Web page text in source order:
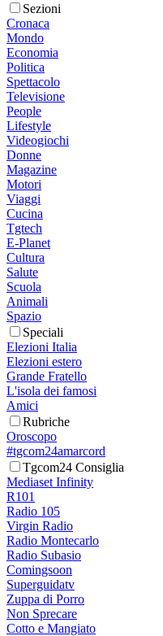
Sezioni
Cronaca
Mondo
Economia
Politica
Spettacolo
Televisione
People
Lifestyle
Videogiochi
Donne
Magazine
Motori
Viaggi
Cucina
Tgtech
E-Planet
Cultura
Salute
Scuola
Animali
Spazio
Speciali
Elezioni Italia
Elezioni estero
Grande Fratello
L'isola dei famosi
Amici
Rubriche
Oroscopo
#tgcom24amarcord
Tgcom24 Consiglia
Mediaset Infinity
R101
Radio 105
Virgin Radio
Radio Montecarlo
Radio Subasio
Comingsoon
Superguidatv
Zuppa di Porro
Non Sprecare
Cotto e Mangiato